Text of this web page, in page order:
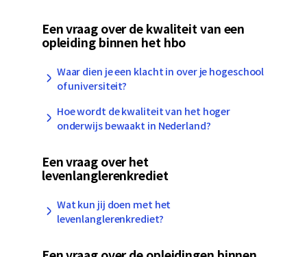
Een vraag over de kwaliteit van een
opleiding binnen het hbo
Waar dien je een klacht in over je hogeschool
of universiteit?
Hoe wordt de kwaliteit van het hoger
onderwijs bewaakt in Nederland?
Een vraag over het
levenlanglerenkrediet
Wat kun jij doen met het
levenlanglerenkrediet?